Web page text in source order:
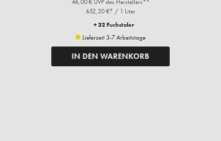
46,00 € UVP des Herstellers**
652,20 €* / 1 Liter
+ 32 Fuchstaler
Lieferzeit 3-7 Arbeitstage
IN DEN WARENKORB